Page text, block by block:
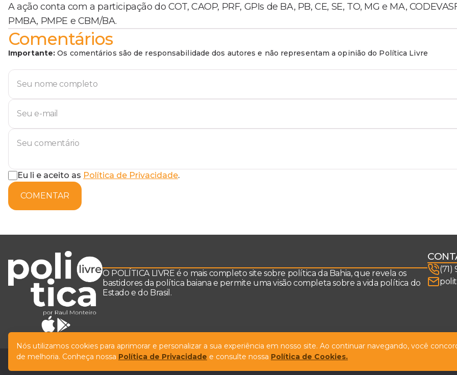
A ação conta com a participação do COT, CAOP, PRF, GPIs de BA, PB, CE, SE, TO, MG e MA,
PMBA, PMPE e CBM/BA.
Comentários
Importante: Os comentários são de responsabilidade dos autores e não representam a opinião do Política Livre
Eu li e aceito as Política de Privacidade.
COMENTAR
O POLÍTICA LIVRE é o mais completo site sobre política da Bahia, que revela os
bastidores da política baiana e permite uma visão completa sobre a vida política do
Estado e do Brasil.
(71)
Nós utilizamos cookies para aprimorar e personalizar a sua experiência em nosso site. Ao continuar navegando, você
de melhoria. Conheça nossa Política de Privacidade e consulte nossa Política de Cookies.